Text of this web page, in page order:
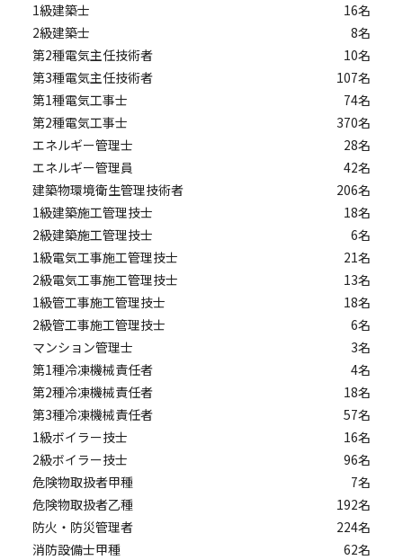
1級建築士
16名
2級建築士
8名
第2種電気主任技術者
10名
第3種電気主任技術者
107名
第1種電気工事士
74名
第2種電気工事士
370名
エネルギー管理士
28名
エネルギー管理員
42名
建築物環境衛生管理技術者
206名
1級建築施工管理技士
18名
2級建築施工管理技士
6名
1級電気工事施工管理技士
21名
2級電気工事施工管理技士
13名
1級管工事施工管理技士
18名
2級管工事施工管理技士
6名
マンション管理士
3名
第1種冷凍機械責任者
4名
第2種冷凍機械責任者
18名
第3種冷凍機械責任者
57名
1級ボイラー技士
16名
2級ボイラー技士
96名
危険物取扱者甲種
7名
危険物取扱者乙種
192名
防火・防災管理者
224名
消防設備士甲種
62名